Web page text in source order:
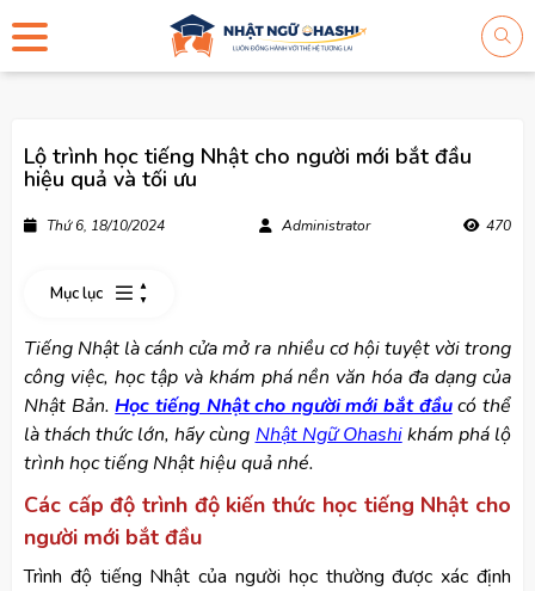
Lộ trình học tiếng Nhật cho người mới bắt đầu
hiệu quả và tối ưu
Thứ 6, 18/10/2024 Administrator 470
Mục lục
Tiếng Nhật là cánh cửa mở ra nhiều cơ hội tuyệt vời trong
công việc, học tập và khám phá nền văn hóa đa dạng của
Nhật Bản.Học tiếng Nhật cho người mới bắt đầucó thể
là thách thức lớn, hãy cùng Nhật Ngữ Ohashikhám phá lộ
trình học tiếng Nhật hiệu quả nhé.
Các cấp độ trình độ kiến thức học tiếng Nhật cho
người mới bắt đầu
Trình độ tiếng Nhật của người học thường được xác định